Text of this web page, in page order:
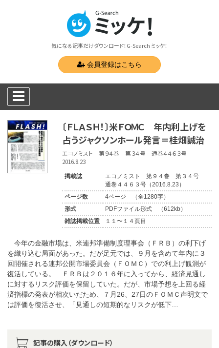
気になる記事だけダウンロード！G-Search ミッケ！
会員登録はこちら
〔ＦＬＡＳＨ！〕米ＦＯＭＣ 年内利上げを
占うジャクソンホール発言＝桂畑誠治
エコノミスト 第９４巻 第３４号 通巻４４６３号
2016.8.23
掲載誌
エコノミスト 第９４巻 第３４号
通巻４４６３号（2016.8.23）
ページ数
4ページ （全1280字）
形式
PDFファイル形式 （612kb）
雑誌掲載位置
１１〜１４頁目
今年の金融市場は、米連邦準備制度理事会（ＦＲＢ）の利下げ
を織り込む局面があった。だが足元では、９月を含めて年内に３
回開催される連邦公開市場委員会（ＦＯＭＣ）での利上げ観測が
復活している。 ＦＲＢは２０１６年に入ってから、経済見通し
に対するリスク評価を保留していた。だが、市場予想を上回る経
済指標の発表が相次いだため、７月26、27日のＦＯＭＣ声明文で
は評価を復活させ、「見通しの短期的なリスクが低下…
記事の購入（ダウンロード）